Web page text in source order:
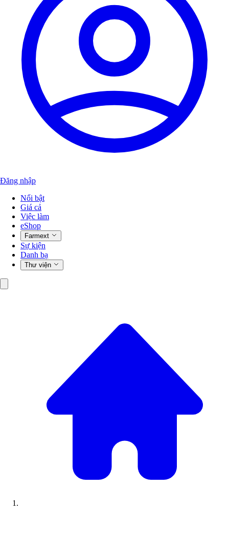
Đăng nhập
Nổi bật
Giá cả
Việc làm
eShop
Farmext
Sự kiện
Danh bạ
Thư viện